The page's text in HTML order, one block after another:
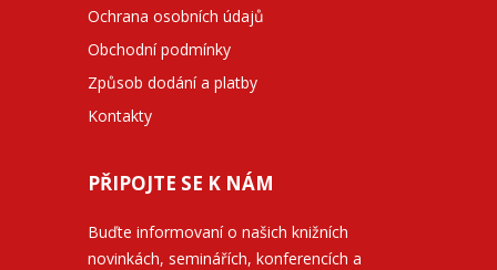
Ochrana osobních údajů
Obchodní podmínky
Způsob dodání a platby
Kontakty
PŘIPOJTE SE K NÁM
Buďte informovaní o našich knižních
novinkách, seminářích, konferencích a